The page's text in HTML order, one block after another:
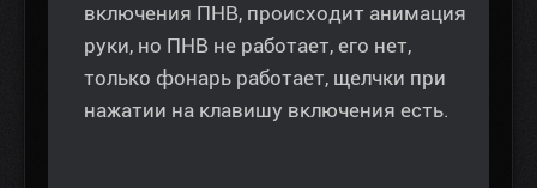
включения ПНВ, происходит анимация
руки, но ПНВ не работает, его нет,
только фонарь работает, щелчки при
нажатии на клавишу включения есть.